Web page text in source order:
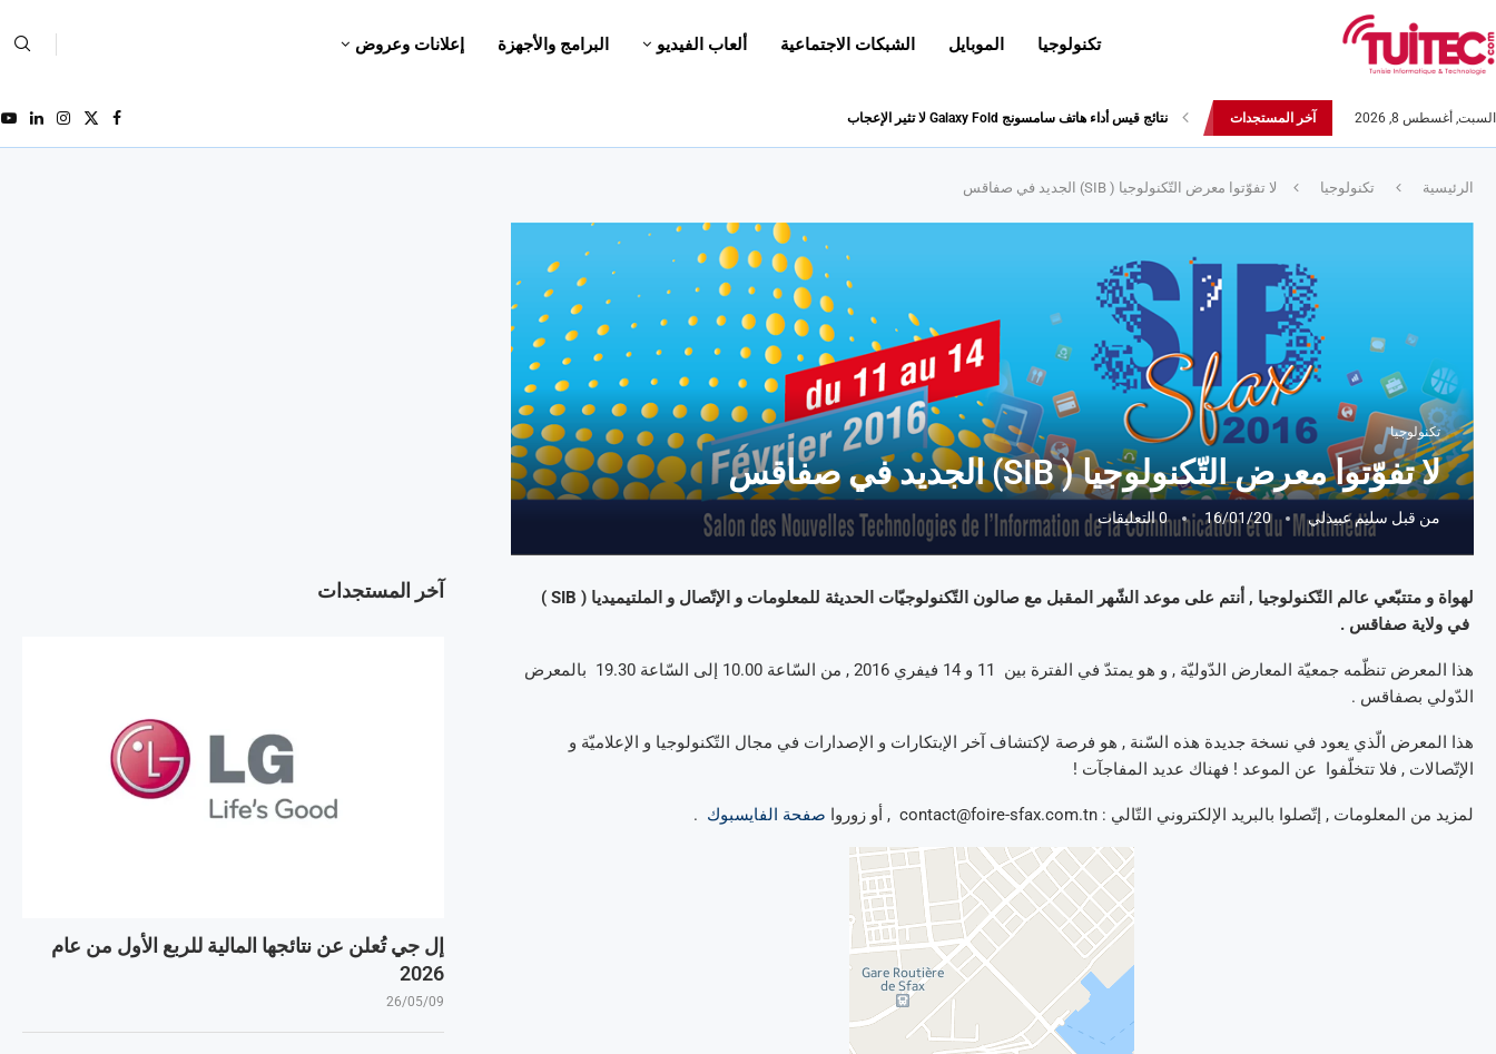
تكنولوجيا الموبايل الشبكات الاجتماعية ألعاب الفيديو البرامج والأجهزة إعلانات وعروض
السبت, أغسطس 8, 2026 آخر المستجدات نتائج قيس أداء هاتف سامسونج Galaxy Fold لا تثير الإعجاب
الرئيسية تكنولوجيا لا تفوّتوا معرض التّكنولوجيا ( SIB) الجديد في صفاقس
تكنولوجيا
لا تفوّتوا معرض التّكنولوجيا ( SIB) الجديد في صفاقس
من قبل سليم عبيدلي 16/01/20 0 التعليقات
لهواة و متتبّعي عالم التّكنولوجيا , أنتم على موعد الشّهر المقبل مع صالون التّكنولوجيّات الحديثة للمعلومات و الإتّصال و الملتيميديا ( SIB )
في ولاية صفاقس .
هذا المعرض تنظّمه جمعيّة المعارض الدّوليّة , و هو يمتدّ في الفترة بين 11 و 14 فيفري 2016 , من السّاعة 10.00 إلى السّاعة 19.30 بالمعرض
الدّولي بصفاقس .
هذا المعرض الّذي يعود في نسخة جديدة هذه السّنة , هو فرصة لإكتشاف آخر الإبتكارات و الإصدارات في مجال التّكنولوجيا و الإعلاميّة و
الإتّصالات , فلا تتخلّفوا عن الموعد ! فهناك عديد المفاجآت !
لمزيد من المعلومات , إتّصلوا بالبريد الإلكتروني التّالي : contact@foire-sfax.com.tn , أو زوروا صفحة الفايسبوك .
آخر المستجدات
إل جي تُعلن عن نتائجها المالية للربع الأول من عام
2026
26/05/09